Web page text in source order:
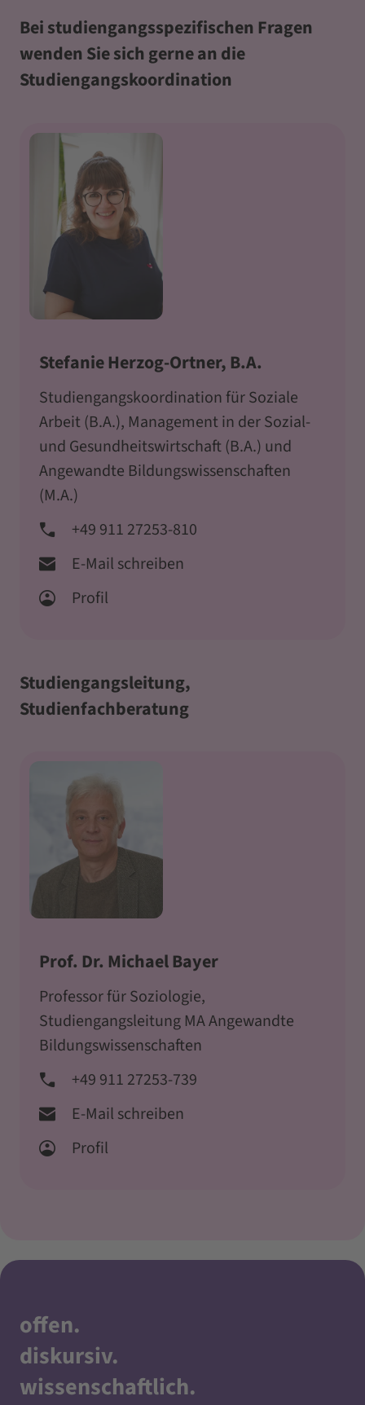
Bei studiengangsspezifischen Fragen
wenden Sie sich gerne an die
Studiengangskoordination
Stefanie Herzog-Ortner, B.A.
Studiengangskoordination für Soziale
Arbeit (B.A.), Management in der Sozial-
und Gesundheitswirtschaft (B.A.) und
Angewandte Bildungswissenschaften
(M.A.)
+49 911 27253-810
E-Mail schreiben
Profil
Studiengangsleitung,
Studienfachberatung
Prof. Dr. Michael Bayer
Professor für Soziologie,
Studiengangsleitung MA Angewandte
Bildungswissenschaften
+49 911 27253-739
E-Mail schreiben
Profil
offen.
diskursiv.
wissenschaftlich.